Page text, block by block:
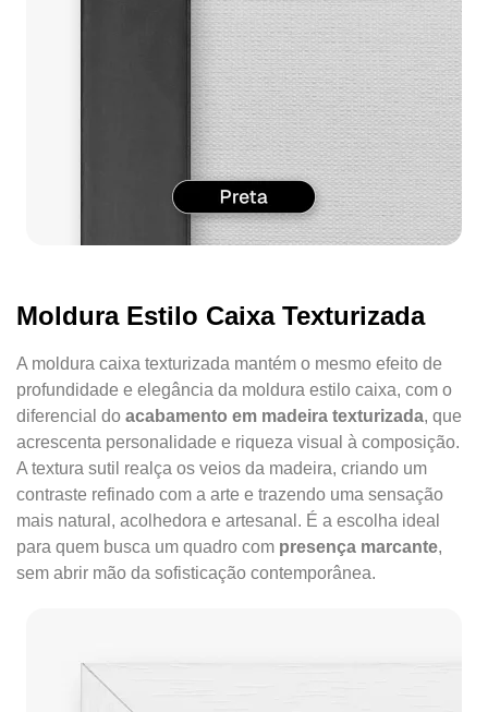
Moldura Estilo Caixa Texturizada
A moldura caixa texturizada mantém o mesmo efeito de
profundidade e elegância da moldura estilo caixa, com o
diferencial do acabamento em madeira texturizada, que
acrescenta personalidade e riqueza visual à composição.
A textura sutil realça os veios da madeira, criando um
contraste refinado com a arte e trazendo uma sensação
mais natural, acolhedora e artesanal. É a escolha ideal
para quem busca um quadro com presença marcante,
sem abrir mão da sofisticação contemporânea.